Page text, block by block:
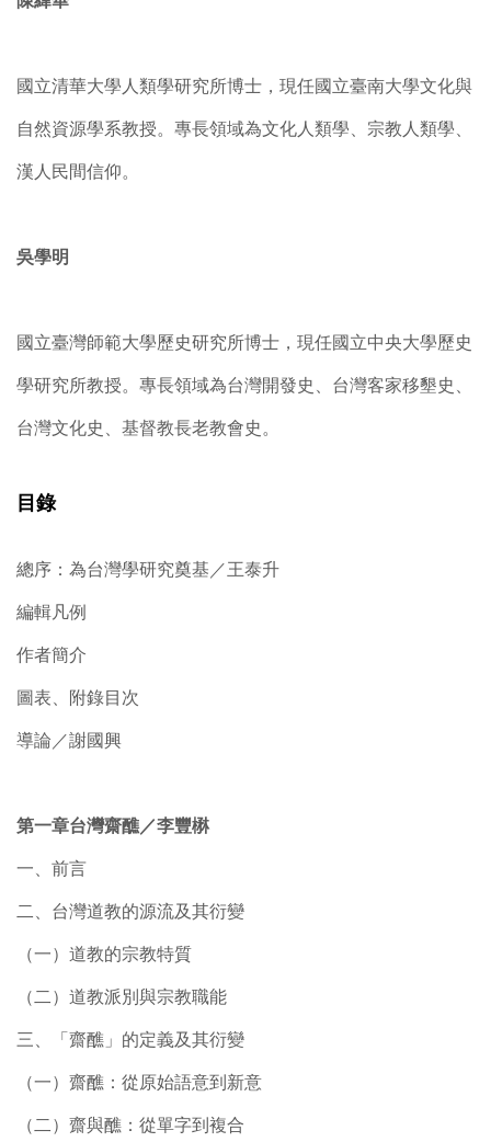
國立清華大學人類學研究所博士，現任國立臺南大學文化與
自然資源學系教授。專長領域為文化人類學、宗教人類學、
漢人民間信仰。
吳學明
國立臺灣師範大學歷史研究所博士，現任國立中央大學歷史
學研究所教授。專長領域為台灣開發史、台灣客家移墾史、
台灣文化史、基督教長老教會史。
目錄
總序：為台灣學研究奠基／王泰升
編輯凡例
作者簡介
圖表、附錄目次
導論／謝國興
第一章台灣齋醮／李豐楙
一、前言
二、台灣道教的源流及其衍變
（一）道教的宗教特質
（二）道教派別與宗教職能
三、「齋醮」的定義及其衍變
（一）齋醮：從原始語意到新意
（二）齋與醮：從單字到複合